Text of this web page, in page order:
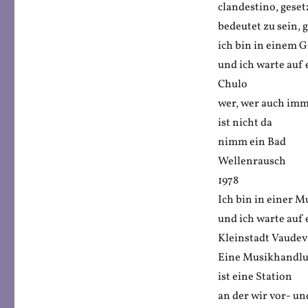
clandestino,
bedeutet zu sein,
ich bin in einem
und ich warte
Chulo
wer, wer auch
ist nicht da
nimm ein Bad
Wellenrausch
1978
Ich bin in einer
und ich warte
Kleinstadt
Eine
ist eine Station
an der wir vor-